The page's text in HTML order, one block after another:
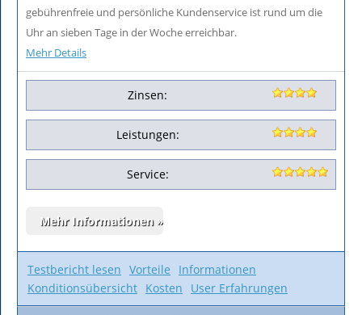
gebührenfreie und persönliche Kundenservice ist rund um die
Uhr an sieben Tage in der Woche erreichbar.
Mehr Details
Zinsen:
Leistungen:
Service:
Testbericht lesen Vorteile
Informationen
Konditionsübersicht Kosten User Erfahrungen